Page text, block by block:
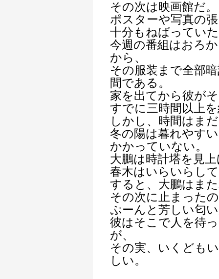
その次は映画館だ。
ポスターや写真の
十分もねばってい
今週の番組はおろ
から、
その服装まで全部
間である。
家を出てから彼が
すでに三時間以上
しかし、時間はま
冬の陽は暮れやす
かかっていない。
大鵬は時計塔を見
春木はいらいらし
すると、大鵬はま
その次に止まった
ぷーんと芳しい匂
彼はそこで人を待
が、
その実、いくども
しい。